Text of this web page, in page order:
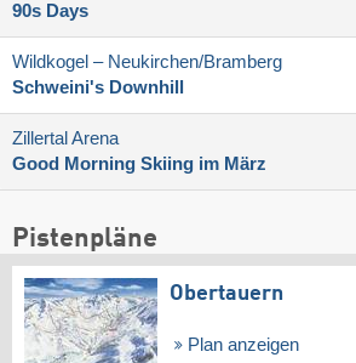
90s Days
Wildkogel – Neukirchen/​Bramberg
Schweini's Downhill
Zillertal Arena
Good Morning Skiing im März
Pistenpläne
Obertauern
Plan anzeigen